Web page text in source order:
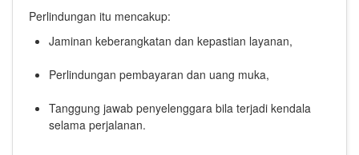
Perlindungan itu mencakup:
Jaminan keberangkatan dan kepastian layanan,
Perlindungan pembayaran dan uang muka,
Tanggung jawab penyelenggara bila terjadi kendala
selama perjalanan.